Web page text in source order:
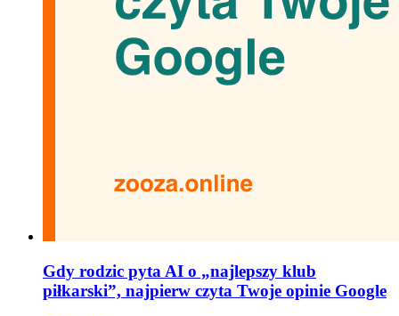
Gdy rodzic pyta AI o „najlepszy klub
piłkarski”, najpierw czyta Twoje opinie Google